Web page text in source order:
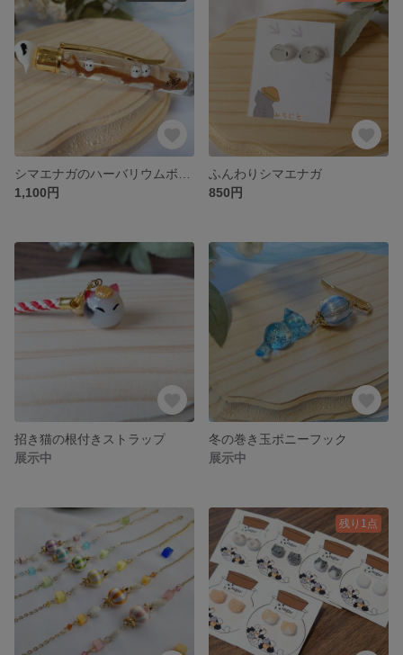
1,100円
ふんわりシマエナガ
850円
招き猫の根付きストラップ
展示中
冬の巻き玉ポニーフック
展示中
残り1点